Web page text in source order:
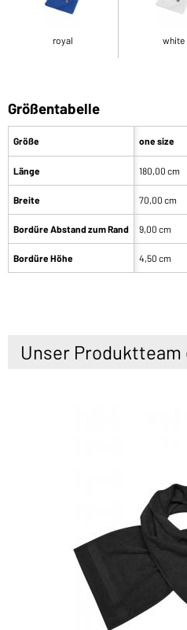
royal white
Größentabelle
Größe
Länge
Breite
Bordüre Abstand zum Rand
Bordüre Höhe
one size
180,00 cm
70,00 cm
9,00 cm
4,50 cm
Unser